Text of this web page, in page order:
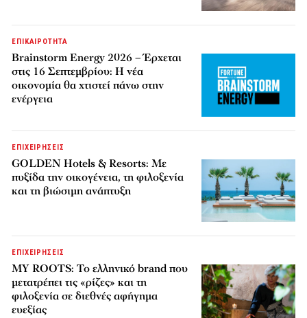
ΕΠΙΚΑΙΡΟΤΗΤΑ
Brainstorm Energy 2026 – Έρχεται
στις 16 Σεπτεμβρίου: Η νέα
οικονομία θα χτιστεί πάνω στην
ενέργεια
ΕΠΙΧΕΙΡΗΣΕΙΣ
GOLDEN Hotels & Resorts: Με
πυξίδα την οικογένεια, τη φιλοξενία
και τη βιώσιμη ανάπτυξη
ΕΠΙΧΕΙΡΗΣΕΙΣ
MY ROOTS: Το ελληνικό brand που
μετατρέπει τις «ρίζες» και τη
φιλοξενία σε διεθνές αφήγημα
ευεξίας